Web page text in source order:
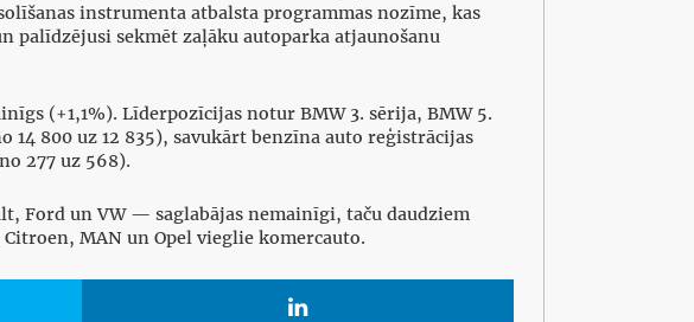
instrumenta atbalsta programmas nozīme, kas
sekmēt zaļāku autoparka atjaunošanu
(+1,1%). Līderpozīcijas notur BMW 3. sērija, BMW 5.
800 uz 12 835), savukārt benzīna auto reģistrācijas
277 uz 568).
Ford un VW — saglabājas nemainīgi, taču daudziem
MAN un Opel vieglie komercauto.
